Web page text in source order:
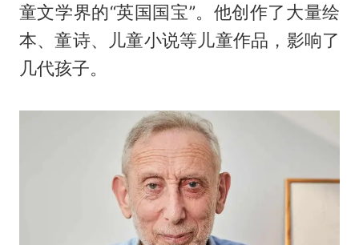
童文学界的“英国国宝”。他创作了大量绘
本、童诗、儿童小说等儿童作品，影响了
几代孩子。